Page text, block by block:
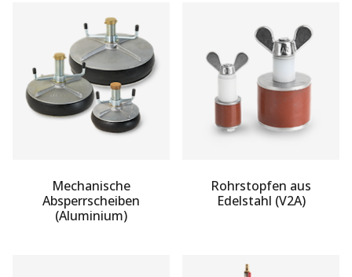
Mechanische
Absperrscheiben
(Aluminium)
Rohrstopfen aus
Edelstahl (V2A)